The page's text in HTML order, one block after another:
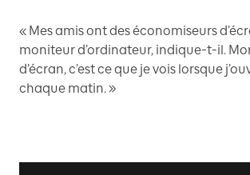
« Mes amis ont des économiseurs
moniteur d’ordinateur, indique-t-il.
d’écran, c’est ce que je vois lorsque
chaque matin. »